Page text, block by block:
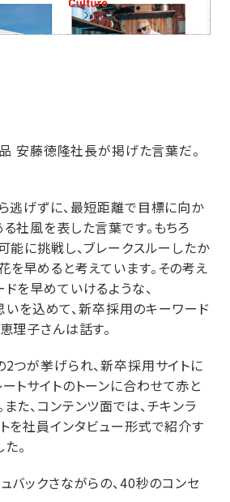
品 安藤徳隆社長が掲げた言葉だ。
逃げずに、最短距離で目標に向か
社風を表した言葉です。もちろ
能に挑戦し、ブレークスルーしたか
早めると考えています。その考え
を早めていけるような、
を込めて、新卒採用のキーワード
理子さんは話す。
つが挙げられ、新卒採用サイトに
トサイトのトーンに合わせて赤と
た、コンテンツ面では、チキンラ
を社員インタビュー形式で紹介す
。
バックさながらの、40秒のコンセ